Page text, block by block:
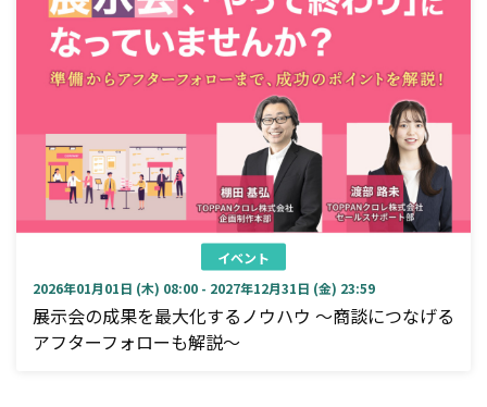
イベント
2026年01月01日 (木) 08:00 - 2027年12月31日 (金) 23:59
展示会の成果を最大化するノウハウ ～商談につなげる
アフターフォローも解説～